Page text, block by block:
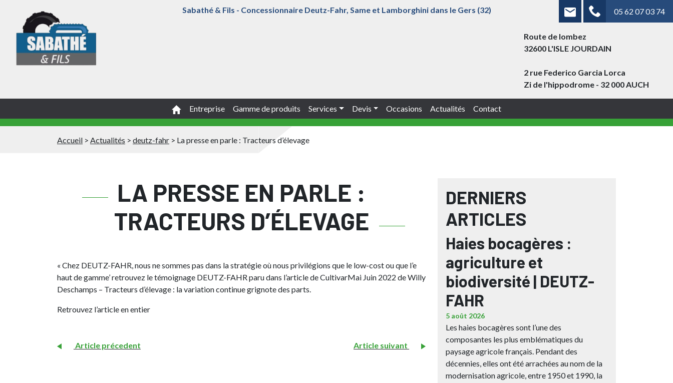
Sabathé & Fils - Concessionnaire Deutz-Fahr, Same et Lamborghini dans le Gers (32) 05 62 07 03 74
Route de lombez
32600 L'ISLE JOURDAIN
2 rue Federico Garcia Lorca
Zi de l'hippodrome - 32 000 AUCH
Entreprise Gamme de produits Services Devis Occasions Actualités Contact
Accueil > Actualités > deutz-fahr > La presse en parle : Tracteurs d’élevage
LA PRESSE EN PARLE :
TRACTEURS D’ÉLEVAGE
« Chez DEUTZ-FAHR, nous ne sommes pas dans la stratégie où nous privilégions que le low-cost ou que l’e
haut de gamme’ retrouvez le témoignage DEUTZ-FAHR paru dans l’article de CultivarMai Juin 2022 de Willy
Deschamps – Tracteurs d’élevage : la variation continue grignote des parts.
Retrouvez l’article en entier
Article précedent Article suivant
DERNIERS
ARTICLES
Haies bocagères :
agriculture et
biodiversité | DEUTZ-
FAHR
5 août 2026
Les haies bocagères sont l’une des
composantes les plus emblématiques du
paysage agricole français. Pendant des
décennies, elles ont été arrachées au nom de la
modernisation agricole, entre 1950 et 1990, la